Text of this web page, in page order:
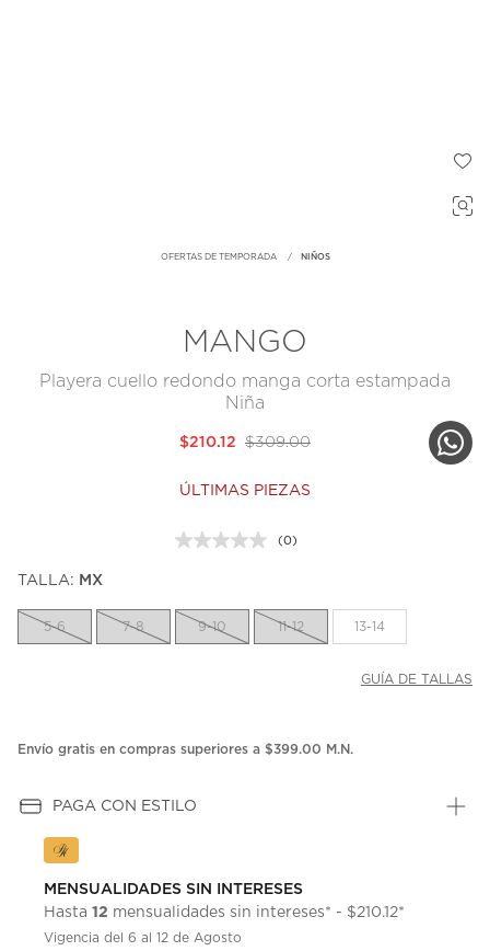
OFERTAS DE TEMPORADA NIÑOS
MANGO
Playera cuello redondo manga corta estampada
Niña
$309.00
$210.12
ÚLTIMAS PIEZAS
Sin
la
misma
(0)
TALLA: MX
5-6 7-8 9-10 11-12 13-14
GUÍA DE TALLAS
Envío gratis en compras superiores a $399.00 M.N.
PAGA CON ESTILO
MENSUALIDADES SIN INTERESES
Hasta 12 mensualidades sin intereses* - $210.12*
Vigencia del 6 al 12 de Agosto